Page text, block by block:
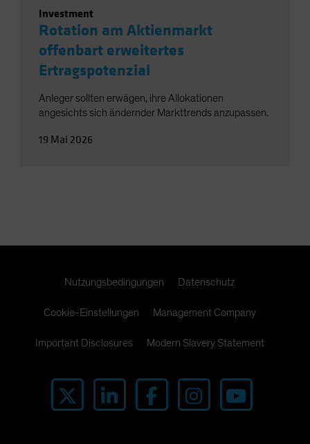
Investment
Rotation am Aktienmarkt
offenbart erweitertes
Ertragspotenzial
Anleger sollten erwägen, ihre Allokationen
angesichts sich ändernder Markttrends anzupassen.
19 Mai 2026
Nutzungsbedingungen Datenschutz
Cookie-Einstellungen Management Company
Important Disclosures Modern Slavery Statement